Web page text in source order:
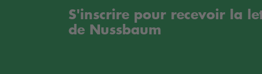
8 chevilles (en fonction des fondations,
quantité de remplissage env. 13 litres,
S'inscrire pour recevoir la
de Nussbaum